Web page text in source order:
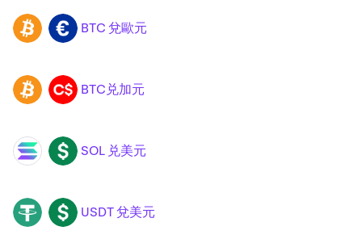
BTC EUR BTC 兌歐元
BTC CAD BTC兑加元
SOL USD SOL 兑美元
USDT USD USDT 兌美元